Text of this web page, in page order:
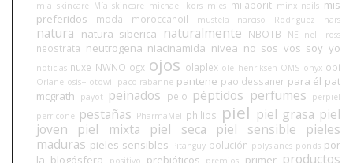
mia skincare Mía skincare michael kors mies milaborit minx nails mis
preferidos
moda moroccanoil mustela narciso Rodriguez nars
natura natura siberica naturalmente NBOTB NE nell ross
neostrata neutrogena niacinamida nivea no sos vos soy yo
noticias nuxe NWNO ogx ojos olaplex ole henriksen OMS onyx opi
Orlane osis+ otowil paco rabanne pantene pao dessaner para él pat
mcgrath
payot peinados pelo péptidos perfumes
perpiel
perricone pestañas PharmaMel philips piel piel grasa piel
joven
piel mixta piel seca piel sensible
pieles
maduras pieles sensibles Pitanguy polución polysianes ponds por
la blogósfera
positivo prebióticos premios primer productos